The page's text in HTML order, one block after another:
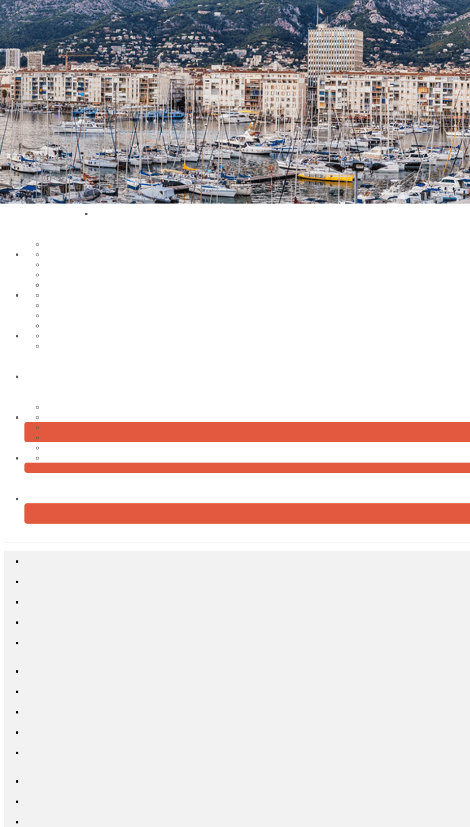
Exporter les lignes sélectionnées
Exporter toutes les colonnes
Exporter uniquement les colonnes affichées
Menu
<
>
Nos actions
Articles et témoignages clients
Nos actus
Ajoutez un logo, un bouton, des réseaux sociaux
Cliquez pour éditer